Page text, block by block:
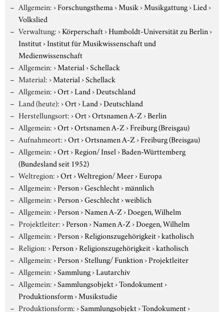
Allgemein:›Forschungsthema›Musik›Musikgattung›Lied›
Volkslied
Verwaltung:›Körperschaft›Humboldt-Universität zu Berlin›
Institut›Institut für Musikwissenschaft und
Medienwissenschaft
Allgemein:›Material›Schellack
Material:›Material›Schellack
Allgemein:›Ort›Land›Deutschland
Land (heute):›Ort›Land›Deutschland
Herstellungsort:›Ort›Ortsnamen A-Z›Berlin
Allgemein:›Ort›Ortsnamen A-Z›Freiburg (Breisgau)
Aufnahmeort:›Ort›Ortsnamen A-Z›Freiburg (Breisgau)
Allgemein:›Ort›Region/ Insel›Baden-Württemberg
(Bundesland seit 1952)
Weltregion:›Ort›Weltregion/ Meer›Europa
Allgemein:›Person›Geschlecht›männlich
Allgemein:›Person›Geschlecht›weiblich
Allgemein:›Person›Namen A-Z›Doegen, Wilhelm
Projektleiter:›Person›Namen A-Z›Doegen, Wilhelm
Allgemein:›Person›Religionszugehörigkeit›katholisch
Religion:›Person›Religionszugehörigkeit›katholisch
Allgemein:›Person›Stellung/ Funktion›Projektleiter
Allgemein:›Sammlung›Lautarchiv
Allgemein:›Sammlungsobjekt›Tondokument›
Produktionsform›Musikstudie
Produktionsform:›Sammlungsobjekt›Tondokument›